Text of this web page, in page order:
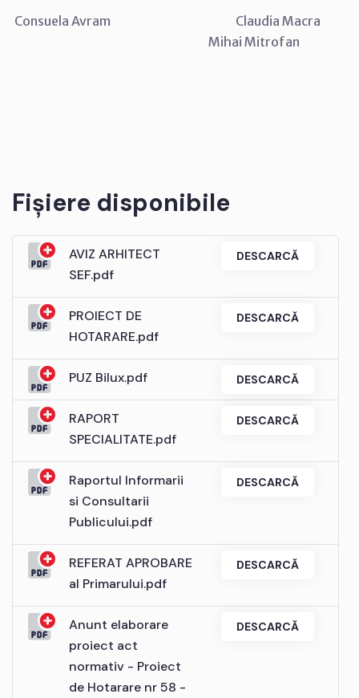
Consuela Avram Claudia Macra
Mihai Mitrofan
Fișiere disponibile
AVIZ ARHITECT
SEF.pdf
DESCARCĂ
PROIECT DE
HOTARARE.pdf
DESCARCĂ
PUZ Bilux.pdf DESCARCĂ
RAPORT
SPECIALITATE.pdf
DESCARCĂ
Raportul Informarii
si Consultarii
Publicului.pdf
DESCARCĂ
REFERAT APROBARE
al Primarului.pdf
DESCARCĂ
Anunt elaborare
proiect act
normativ - Proiect
de Hotarare nr 58 -
DESCARCĂ